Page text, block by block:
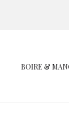
BOIRE &